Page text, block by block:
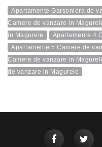
Apartamente Garsoniera de
Camere de vanzare in
in Magurele
Apartamente 4
Apartamente 5 Camere de
Camere de vanzare in
de vanzare in Magurele